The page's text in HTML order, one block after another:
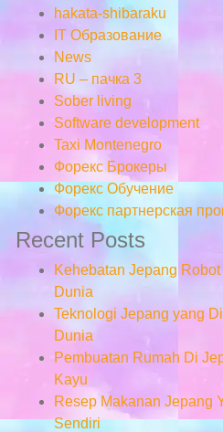
hakata-shibaraku
IT Образование
News
RU – пачка 3
Sober living
Software development
Taxi Montenegro
Форекс Брокеры
Форекс Обучение
Форекс партнерская
Recent Posts
Kehebatan Jepang
Dunia
Teknologi Jepang yang
Dunia
Pembuatan Rumah Di
Kayu
Resep Makanan Jepang
Sendiri